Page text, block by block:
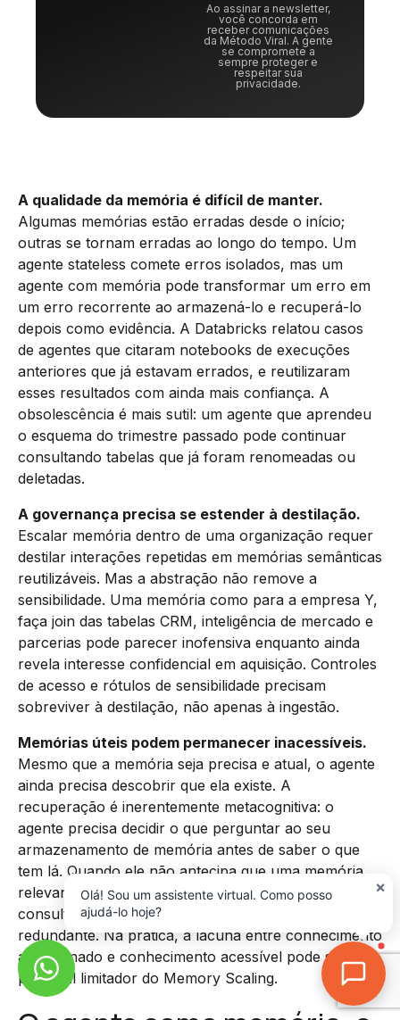
Ao assinar a newsletter,
você concorda em
receber comunicações
da Método Viral. A gente
se compromete a
sempre proteger e
respeitar sua
privacidade.
A qualidade da memória é difícil de manter.
Algumas memórias estão erradas desde o início;
outras se tornam erradas ao longo do tempo. Um
agente stateless comete erros isolados, mas um
agente com memória pode transformar um erro em
um erro recorrente ao armazená-lo e recuperá-lo
depois como evidência. A Databricks relatou casos
de agentes que citaram notebooks de execuções
anteriores que já estavam errados, e reutilizaram
esses resultados com ainda mais confiança. A
obsolescência é mais sutil: um agente que aprendeu
o esquema do trimestre passado pode continuar
consultando tabelas que já foram renomeadas ou
deletadas.
A governança precisa se estender à destilação.
Escalar memória dentro de uma organização requer
destilar interações repetidas em memórias semânticas
reutilizáveis. Mas a abstração não remove a
sensibilidade. Uma memória como para a empresa Y,
faça join das tabelas CRM, inteligência de mercado e
parcerias pode parecer inofensiva enquanto ainda
revela interesse confidencial em aquisição. Controles
de acesso e rótulos de sensibilidade precisam
sobreviver à destilação, não apenas à ingestão.
Memórias úteis podem permanecer inacessíveis.
Mesmo que a memória seja precisa e atual, o agente
ainda precisa descobrir que ela existe. A
recuperação é inerentemente metacognitiva: o
agente precisa decidir o que perguntar ao seu
armazenamento de memória antes de saber o que
tem lá. Quando ele não antecipa que uma memória
relevante poderia ajudar, ele nunca formula a
consulta certa e recai na exploração lenta e
redundante. Na prática, a lacuna entre conhecimento
armazenado e conhecimento acessível pode ser o
principal limitador do Memory Scaling.
×
Olá! Sou um assistente virtual. Como posso
ajudá-lo hoje?